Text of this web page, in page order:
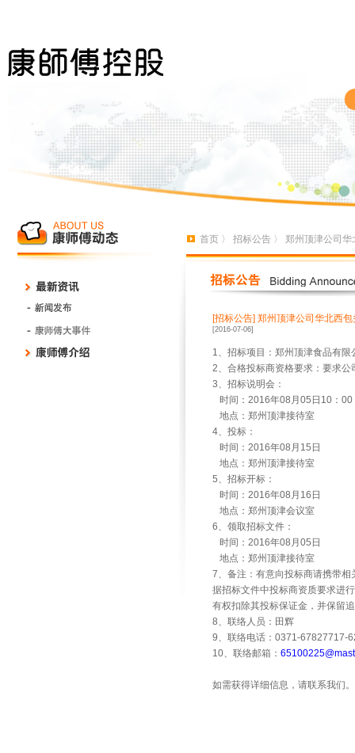
首页 〉 招标公告 〉 郑州顶津公司
[招标公告] 郑州顶津公司华北西
[2016-07-06]
1、招标项目：郑州顶津食品有
2、合格投标商资格要求：要求
3、招标说明会：
时间： 2016年08 月 05 日 10 ： 00
地点：郑州顶津接待室
4、投标：
时间： 2016年08 月 15 日
地点：郑州顶津接待室
5、招标开标：
时间： 2016年08 月 16 日
地点：郑州顶津会议室
6、领取招标文件：
时间： 2016年08 月 05 日
地点：郑州顶津接待室
7、备注：有意向投标商请携带
据招标文件中投标商资质要求进
有权扣除其投标保证金，并保留
8、联络人员：田辉
9、联络电话： 0371-67827717-
10、联络邮箱：
如需获得详细信息，请联系我们。